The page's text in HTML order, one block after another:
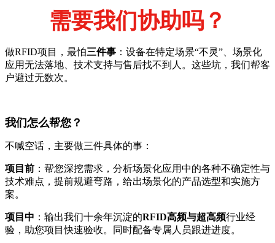
需要我们协助吗？
做RFID项目，最怕三件事 ：设备在特定场景“不灵”、场景化
应用无法落地、技术支持与售后找不到人。这些坑，我们帮客
户避过无数次。
我们怎么帮您？
不喊空话，主要做三件具体的事：
项目前 ：帮您深挖需求，分析场景化应用中的各种不确定性与
技术难点，提前规避弯路，给出场景化的产品选型和实施方
案。
项目中 ：输出我们十余年沉淀的RFID高频与超高频行业经
验，助您项目快速验收。同时配备专属人员跟进进度。